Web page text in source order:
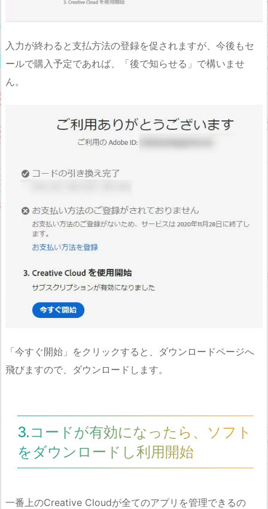
入力が終わると支払方法の登録を促されますが、今後もセ
ールで購入予定であれば、「後で知らせる」で構いませ
ん。
「今すぐ開始」をクリックすると、ダウンロードページへ
飛びますので、ダウンロードします。
3.コードが有効になったら、ソフト
をダウンロードし利用開始
一番上のCreative Cloudが全てのアプリを管理できるの